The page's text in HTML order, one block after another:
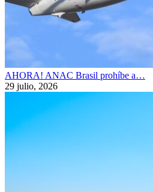
AHORA! ANAC Brasil prohíbe a…
29 julio, 2026